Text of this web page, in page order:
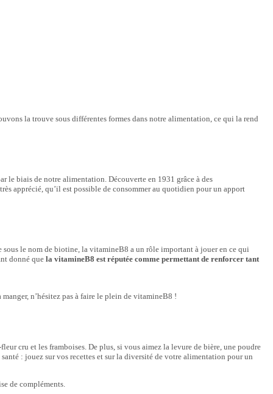
la trouve sous différentes formes dans notre alimentation, ce qui la rend
le biais de notre alimentation. Découverte en 1931 grâce à des
apprécié, qu’il est possible de consommer au quotidien pour un apport
le nom de biotine, la vitamineB8 a un rôle important à jouer en ce qui
donné que la vitamineB8 est réputée comme permettant de renforcer tant
n’hésitez pas à faire le plein de vitamineB8 !
cru et les framboises. De plus, si vous aimez la levure de bière, une poudre
: jouez sur vos recettes et sur la diversité de votre alimentation pour un
de compléments.